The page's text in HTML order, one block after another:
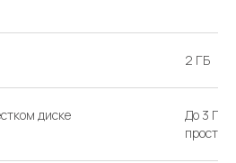
2 ГБ
диске
До 3 Гб